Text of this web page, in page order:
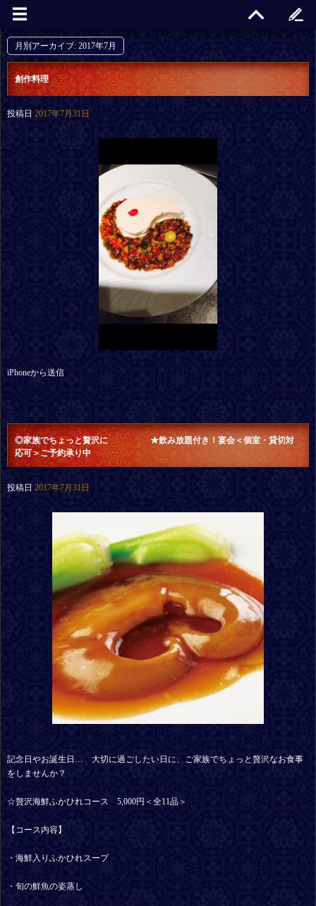
月別アーカイブ: 2017年7月
創作料理
投稿日 2017年7月31日
iPhoneから送信
◎家族でちょっと贅沢に ★飲み放題付き！宴会＜個室・貸切対
応可＞ご予約承り中
投稿日 2017年7月31日
記念日やお誕生日… 大切に過ごしたい日に、ご家族でちょっと贅沢なお食事
をしませんか？
☆贅沢海鮮ふかひれコース 5,000円＜全11品＞
【コース内容】
・海鮮入りふかひれスープ
・旬の鮮魚の姿蒸し